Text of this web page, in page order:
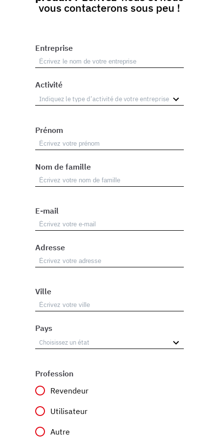
vous contacterons sous peu !
Entreprise
Activité
Prénom
Nom de famille
E-mail
Adresse
Ville
Pays
Profession
Revendeur
Utilisateur
Autre